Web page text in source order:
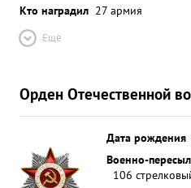
Кто наградил 27 армия
Ещё
Орден Отечественной
Дата рождения
Военно-
106